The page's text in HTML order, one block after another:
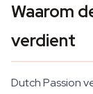
Waarom
verdient
Dutch Passion